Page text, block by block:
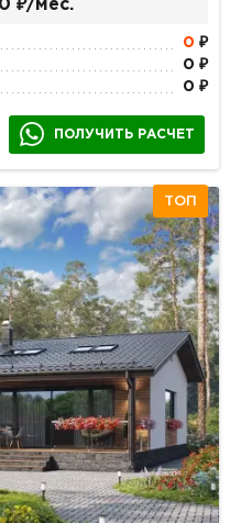
₽/мес.
0 ₽
0 ₽
0 ₽
ПОЛУЧИТЬ РАСЧЕТ
ТОП